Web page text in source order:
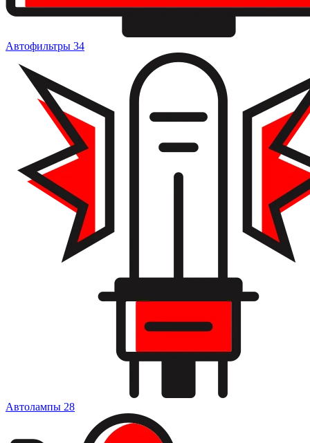
Автофильтры 34
Автолампы 28